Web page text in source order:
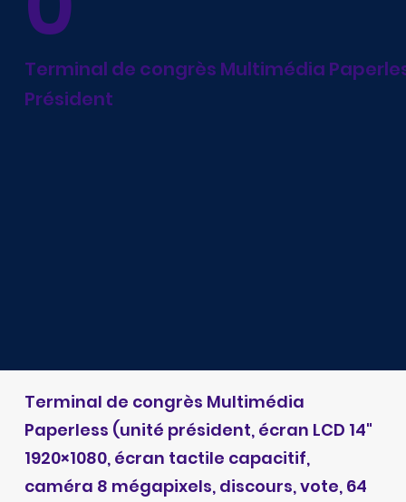
Terminal de congrès Multimédia
Président
Terminal de congrès Multimédia
Paperless (unité président, écran LCD 14"
1920×1080, écran tactile capacitif,
caméra 8 mégapixels, discours, vote, 64